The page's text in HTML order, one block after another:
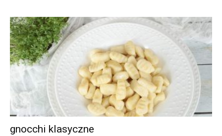
gnocchi klasyczne